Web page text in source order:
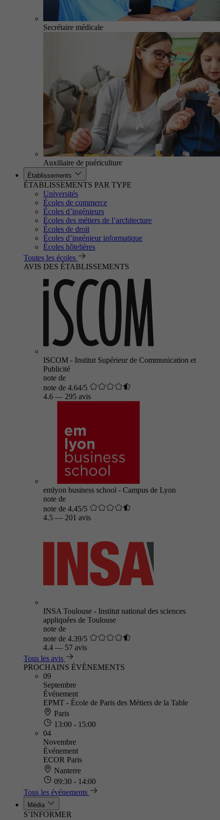
Secrétaire médicale
Auxiliaire de puériculture
Établissements
ÉTABLISSEMENTS PAR TYPE
Universités
Écoles de commerce
Écoles d’ingénieurs
Écoles des métiers de l’architecture
Écoles de droit
Écoles d’ingénieur informatique
Écoles hôtelières
Toutes les écoles
AVIS DES ÉTABLISSEMENTS
ISCOM - Institut Supérieur de Communication et
Publicité
note de
note de 4.64/5
4.6 — 295 avis
emlyon business school - Campus de Lyon
note de
note de 4.45/5
4.5 — 201 avis
INSA Toulouse - Institut national des sciences
appliquées de Toulouse
note de
note de 4.39/5
4.4 — 57 avis
Tous les avis
PROCHAINS ÉVÈNEMENTS
09
Septembre
Événement
EPMT - École de Paris des Métiers de la Table
Paris
13:00 - 15:00
04
Novembre
Événement
ECOR Paris
Nanterre
09:30 - 14:00
Tous les événements
Média
S’INFORMER